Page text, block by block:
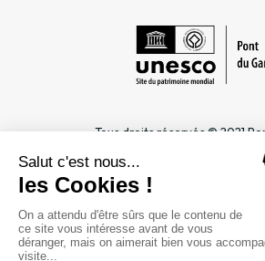
Tous droits réservés © 2021
Horaires
Accès